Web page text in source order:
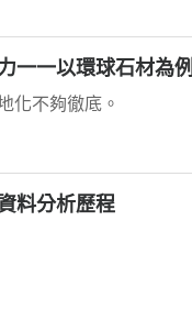
一一以環球石材為例
化不夠徹底。
料分析歷程